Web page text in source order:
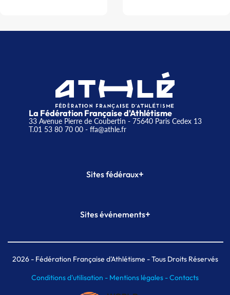
La Fédération Française d'Athlétisme
33 Avenue Pierre de Coubertin - 75640 Paris Cedex 13
T.01 53 80 70 00- ffa@athle.fr
Sites fédéraux+
Plateforme Formation
Sites événements+
Meeting de Paris indoor
MAIF Ekiden de Paris
2026- Fédération Française d'Athlétisme - Tous Droits Réservés
Conditions d'utilisation - Mentions légales -Contacts